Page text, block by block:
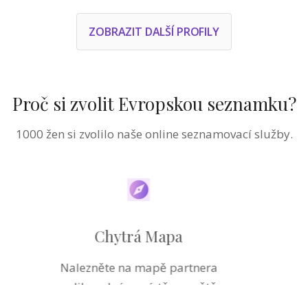
ZOBRAZIT DALŠÍ PROFILY
Proč si zvolit Evropskou seznamku?
1000 žen si zvolilo naše online seznamovací služby.
Partnerský Test
Zdarma si v profilu muže